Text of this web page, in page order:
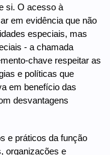
si. O acesso à
em evidência que não
especiais, mas
- a chamada
chave respeitar as
e políticas que
em benefício das
desvantagens
e práticos da função
organizações e